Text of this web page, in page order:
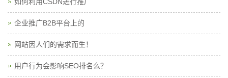
企业推广B2B平台上的
网站因人们的需求而生！
用户行为会影响SEO排名么？